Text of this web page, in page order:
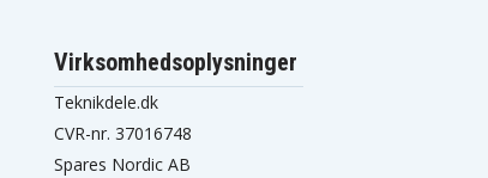
Virksomhedsoplysninger
Teknikdele.dk
CVR-nr. 37016748
Spares Nordic AB